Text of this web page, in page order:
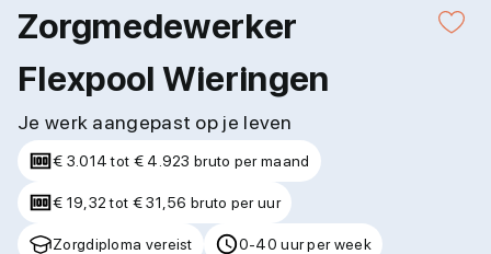
Zorgmedewerker
Flexpool Wieringen
Je werk aangepast op je leven
€ 3.014 tot € 4.923 bruto per maand
€ 19,32 tot € 31,56 bruto per uur
Zorgdiploma vereist 0-40 uur per week